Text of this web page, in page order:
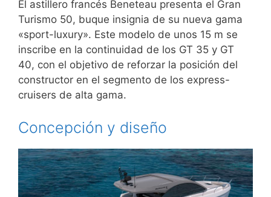
El astillero francés Beneteau presenta el Gran
Turismo 50, buque insignia de su nueva gama
«sport-luxury». Este modelo de unos 15 m se
inscribe en la continuidad de los GT 35 y GT
40, con el objetivo de reforzar la posición del
constructor en el segmento de los express-
cruisers de alta gama.
Concepción y diseño